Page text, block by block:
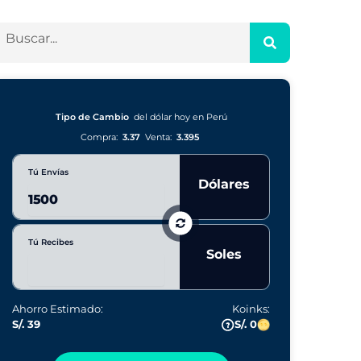
Tipo de Cambio del dólar hoy en Perú
Compra: 3.37 Venta: 3.395
Tú Envías
Dólares
Tú Recibes
Soles
Ahorro Estimado:
S/. 39
Koinks:
S/. 0